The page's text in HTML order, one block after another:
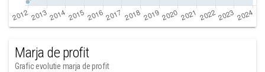
Marja de profit
Grafic evolutie marja de profit